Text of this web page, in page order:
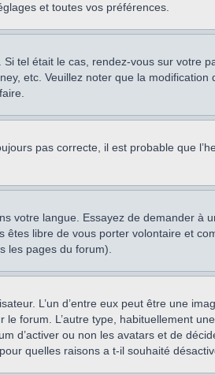
et toutes vos préférences.
tel était le cas, rendez-vous sur votre
etc. Veuillez noter que la
pas correcte, il est probable que
votre langue. Essayez de demander à
êtes libre de vous porter volontaire et
les pages du forum).
L’un d’entre eux peut être une
forum. L’autre type, habituellement
d’activer ou non les avatars et de
quelles raisons a t-il souhaité